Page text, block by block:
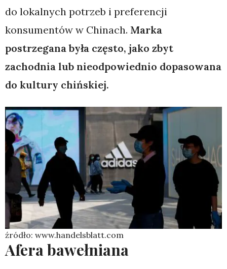
do lokalnych potrzeb i preferencji
konsumentów w Chinach. Marka
postrzegana była często, jako zbyt
zachodnia lub nieodpowiednio dopasowana
do kultury chińskiej.
źródło: www.handelsblatt.com
Afera bawełniana